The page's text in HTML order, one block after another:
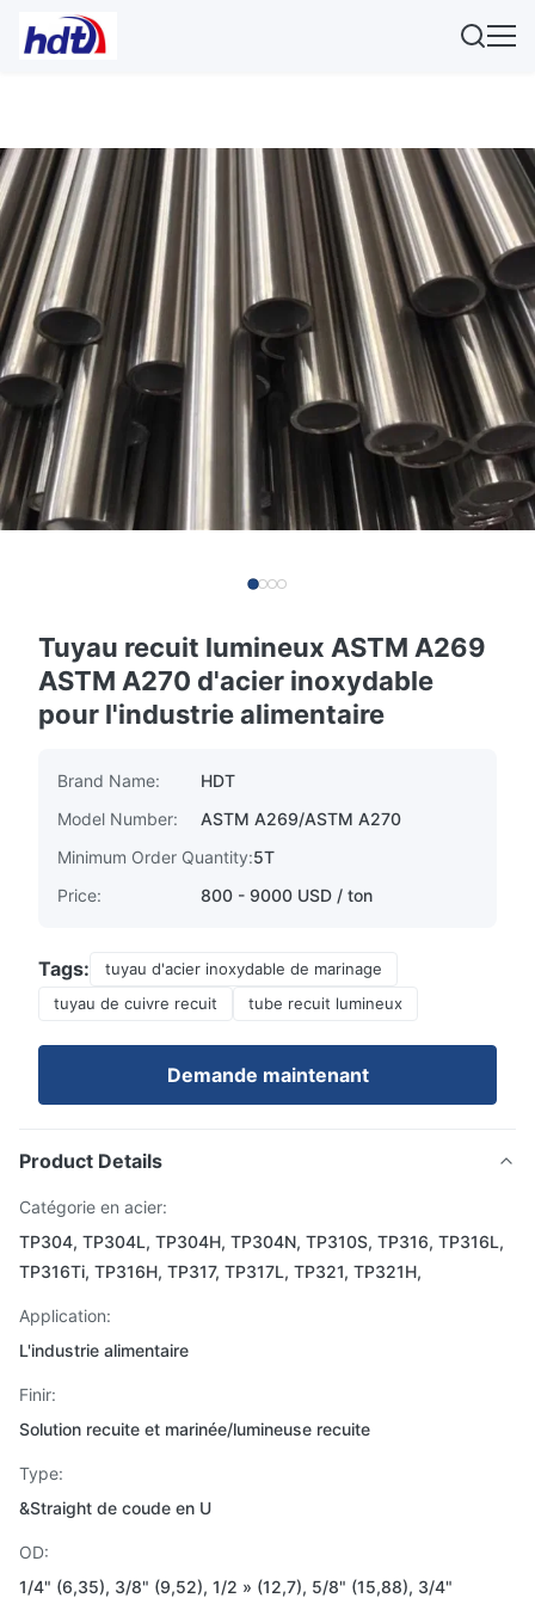
Tuyau recuit lumineux ASTM A269
ASTM A270 d'acier inoxydable
pour l'industrie alimentaire
Brand Name:
HDT
Model Number:
ASTM A269/ASTM A270
Minimum Order Quantity:5T
Price:
800 - 9000 USD / ton
Tags:
tuyau d'acier inoxydable de marinage
tuyau de cuivre recuit
tube recuit lumineux
Demande maintenant
Product Details
Catégorie en acier:
TP304, TP304L, TP304H, TP304N, TP310S, TP316, TP316L,
TP316Ti, TP316H, TP317, TP317L, TP321, TP321H,
Application:
L'industrie alimentaire
Finir:
Solution recuite et marinée/lumineuse recuite
Type:
&Straight de coude en U
OD:
1/4" (6,35), 3/8" (9,52), 1/2 » (12,7), 5/8" (15,88), 3/4"